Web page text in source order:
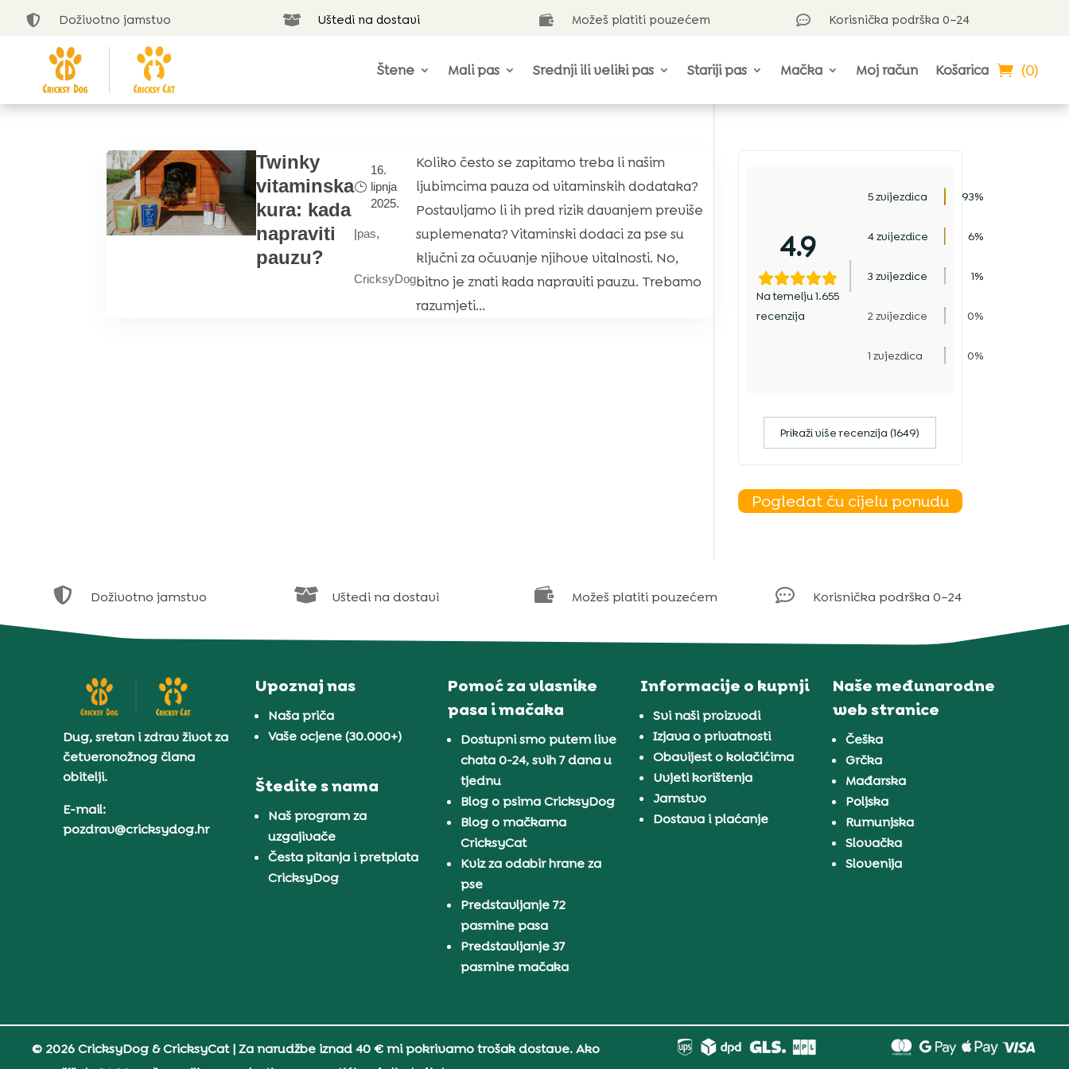
 Doživotno jamstvo  Uštedi na dostavi  Možeš platiti pouzećem  Korisnička podrška 0–24
Štene Mali pas Srednji ili veliki pas Stariji pas Mačka Moj račun Košarica (0)
Twinky
vitaminska
kura: kada
napraviti
pauzu?
16.
lipnja
2025.
|pas,
CricksyDog
Koliko često se zapitamo treba li našim
ljubimcima pauza od vitaminskih dodataka?
Postavljamo li ih pred rizik davanjem previše
suplemenata? Vitaminski dodaci za pse su
ključni za očuvanje njihove vitalnosti. No,
bitno je znati kada napraviti pauzu. Trebamo
razumjeti...
4.9
Na temelju 1.655
recenzija
5 zvijezdica 93%
4 zvijezdice 6%
3 zvijezdice 1%
2 zvijezdice 0%
1 zvjezdica 0%
Prikaži više recenzija (1649)
Pogledat ću cijelu ponudu
 Doživotno jamstvo  Uštedi na dostavi  Možeš platiti pouzećem  Korisnička podrška 0–24
Dug, sretan i zdrav život za
četveronožnog člana
obitelji.
E-mail:
pozdrav@cricksydog.hr
Upoznaj nas
Naša priča
Vaše ocjene (30.000+)
Štedite s nama
Naš program za
uzgajivače
Česta pitanja i pretplata
CricksyDog
Pomoć za vlasnike
pasa i mačaka
Dostupni smo putem live
chata 0-24, svih 7 dana u
tjednu
Blog o psima CricksyDog
Blog o mačkama
CricksyCat
Kviz za odabir hrane za
pse
Predstavljanje 72
pasmine pasa
Predstavljanje 37
pasmine mačaka
Informacije o kupnji
Svi naši proizvodi
Izjava o privatnosti
Obavijest o kolačićima
Uvjeti korištenja
Jamstvo
Dostava i plaćanje
Naše međunarodne
web stranice
Češka
Grčka
Mađarska
Poljska
Rumunjska
Slovačka
Slovenija
© 2026 CricksyDog & CricksyCat| Za narudžbe iznad 40 € mi pokrivamo trošak dostave. Ako